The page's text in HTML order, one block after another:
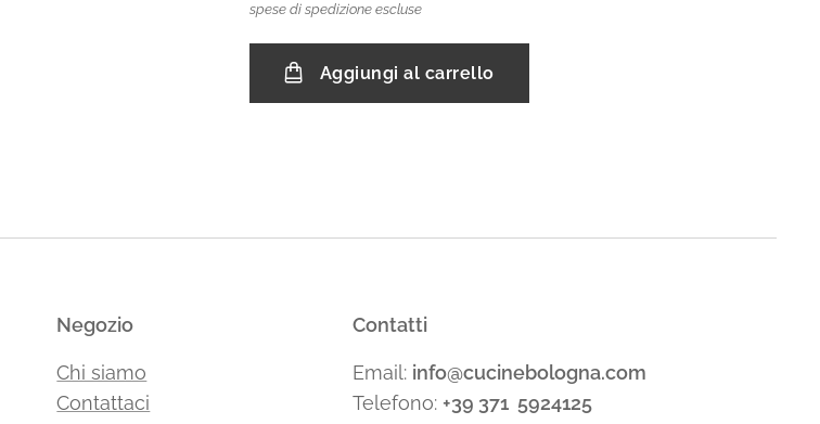
spese di spedizione escluse
Aggiungi al carrello
Negozio
Chi siamo
Contattaci
Contatti
Email: info@cucinebologna.com
Telefono: +39 371 5924125